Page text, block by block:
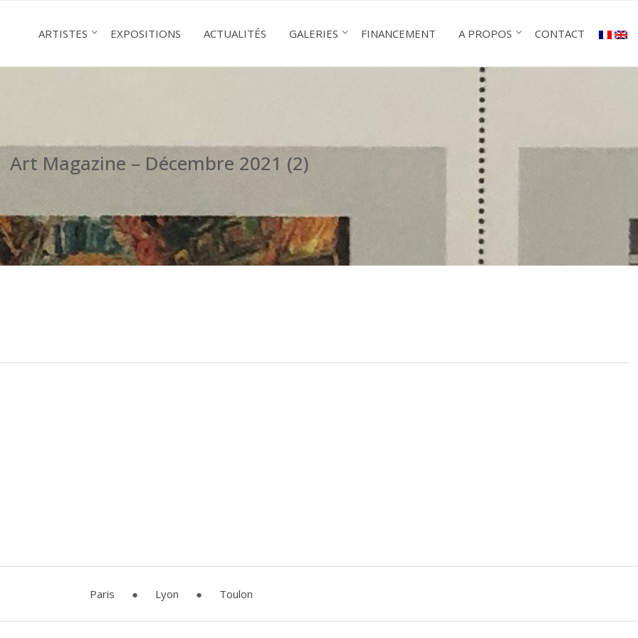
ARTISTES EXPOSITIONS ACTUALITÉS GALERIES FINANCEMENT A PROPOS CONTACT
Art Magazine – Décembre 2021 (2)
Paris ● Lyon ● Toulon